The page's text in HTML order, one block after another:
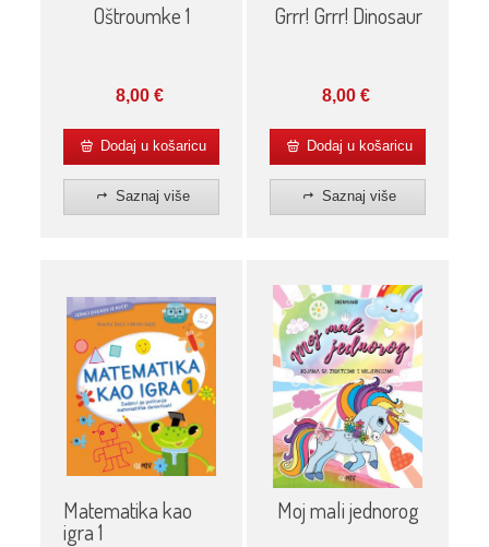
Oštroumke 1
8,00 €
Dodaj u košaricu
Saznaj više
Grrr! Grrr! Dinosaur
8,00 €
Dodaj u košaricu
Saznaj više
Matematika kao
igra 1
Moj mali jednorog